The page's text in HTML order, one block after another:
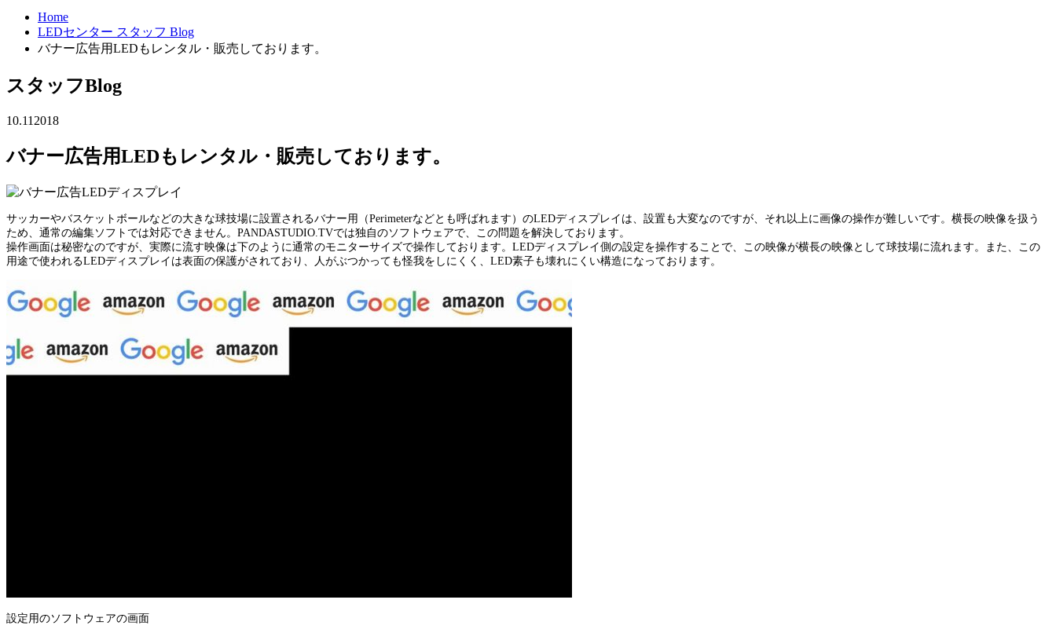
Home
LEDセンター スタッフ Blog
バナー広告用LEDもレンタル・販売しております。
スタッフBlog
10.11 2018
バナー広告用LEDもレンタル・販売しております。
サッカーやバスケットボールなどの大きな球技場に設置されるバナー用（Perimeterなどとも呼ばれます）のLEDディスプレイは、設置も大変なのですが、それ以上に画像の操作が難しいです。横長の映像を扱う
ため、通常の編集ソフトでは対応できません。PANDASTUDIO.TVでは独自のソフトウェアで、この問題を解決しております。
操作画面は秘密なのですが、実際に流す映像は下のように通常のモニターサイズで操作しております。LEDディスプレイ側の設定を操作することで、この映像が横長の映像として球技場に流れます。また、この
用途で使われるLEDディスプレイは表面の保護がされており、人がぶつかっても怪我をしにくく、LED素子も壊れにくい構造になっております。
設定用のソフトウェアの画面